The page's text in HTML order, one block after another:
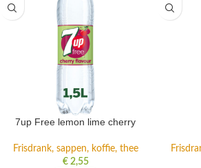
7up Free lemon lime cherry
Frisdrank, sappen, koffie, thee
€2,55